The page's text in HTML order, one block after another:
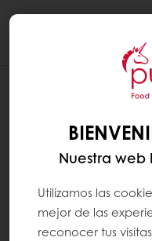
Nuestra
Utilizamos las
mejor de las
reconocer tus